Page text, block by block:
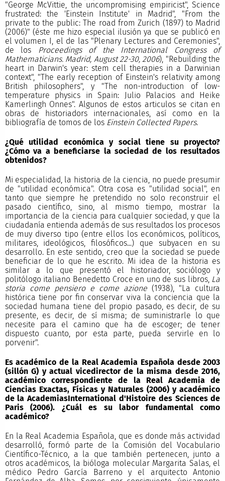
"George McVittie, the uncompromising empiricist", Science
frustrated: the 'Einstein Institute' in Madrid", "From the
private to the public: The road from Zurich (1897) to Madrid
(2006)" (éste me hizo especial ilusión ya que se publicó en
el volumen I, el de las "Plenary Lectures and Ceremonies",
de los
Proceedings of the International Congress of
Mathematicians. Madrid, August 22-30, 2006), "Rebuilding the
heart in Darwin's year: stem cell therapies in a Darwinian
context", "The early reception of Einstein's relativity among
British philosophers", y "The non-introduction of low-
temperature physics in Spain: Julio Palacios and Heike
Kamerlingh Onnes". Algunos de estos articulos se citan en
obras de historiadors internacionales, así como en la
bibliografía de tomos de los Einstein Collected Papers.
¿Qué utilidad económica y social tiene su proyecto?
¿Cómo va a beneficiarse la sociedad de los resultados
obtenidos?
Mi especialidad, la historia de la ciencia, no puede presumir
de "utilidad económica". Otra cosa es "utilidad social", en
tanto que siempre he pretendido no solo reconstruir el
pasado científico, sino, al mismo tiempo, mostrar la
importancia de la ciencia para cualquier sociedad, y que la
ciudadanía entienda además de sus resultados los procesos
de muy diverso tipo (entre ellos los económicos, políticos,
militares, ideológicos, filosóficos...) que subyacen en su
desarrollo. En este sentido, creo que la sociedad se puede
beneficiar de lo que he escrito. Mi idea de la historia es
similar a lo que presentó el historiador, sociólogo y
politólogo italiano Benedetto Croce en uno de sus libros, La
storia come pensiero e come azione (1938), "La cultura
histórica tiene por fin conservar viva la conciencia que la
sociedad humana tiene del propio pasado, es decir, de su
presente, es decir, de sí misma; de suministrarle lo que
necesite para el camino que ha de escoger; de tener
dispuesto cuanto, por esta parte, pueda servirle en lo
porvenir".
Es académico de la Real Academia Española desde 2003
(sillón G) y actual vicedirector de la misma desde 2016,
académico correspondiente de la Real Academia de
Ciencias Exactas, Físicas y Naturales (2006) y académico
de la AcademiasInternational d'Histoire des Sciences de
Paris (2006). ¿Cuál es su labor fundamental como
académico?
En la Real Academia Española, que es donde más actividad
desarrolló, formó parte de la Comisión del Vocabulario
Científico-Técnico, a la que también pertenecen, junto a
otros académicos, la bióloga molecular Margarita Salas, el
médico Pedro García Barreno y el arquitecto Antonio